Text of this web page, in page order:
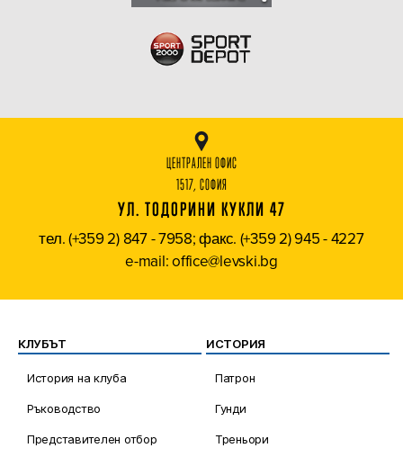
ЦЕНТРАЛЕН ОФИС
1517, СОФИЯ
УЛ. ТОДОРИНИ КУКЛИ 47
тел. (+359 2) 847 - 7958; факс. (+359 2) 945 - 4227
e-mail: office@levski.bg
КЛУБЪТ
История на клуба
Ръководство
Представителен отбор
ИСТОРИЯ
Патрон
Гунди
Треньори